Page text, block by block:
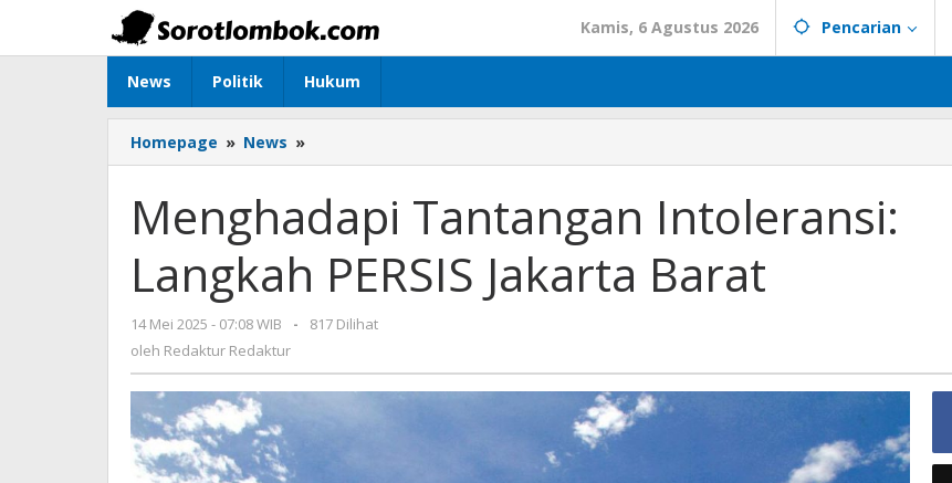
konten
Kamis, 6 Agustus 2026 Pencarian
News Politik Hukum
Homepage » News »
Tantangan
Langkah
PERSIS
Jakarta
Barat
Menghadapi Tantangan Intoleransi:
Langkah PERSIS Jakarta Barat
14 Mei 2025 - 07:08 WIB
oleh
-
817 Dilihat
oleh Redaktur Redaktur